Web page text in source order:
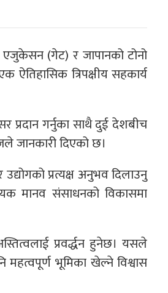
(गेट) र जापानको टोनो
ऐतिहासिक त्रिपक्षीय सहकार्य
प्रदान गर्नुका साथै दुई देशबीच
जानकारी दिएको छ।
प्रत्यक्ष अनुभव दिलाउनु
मानव संसाधनको विकासमा
प्रवर्द्धन हुनेछ। यसले
महत्वपूर्ण भूमिका खेल्ने विश्वास